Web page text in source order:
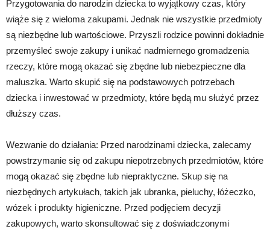
Przygotowania do narodzin dziecka to wyjątkowy czas, który
wiąże się z wieloma zakupami. Jednak nie wszystkie przedmioty
są niezbędne lub wartościowe. Przyszli rodzice powinni dokładnie
przemyśleć swoje zakupy i unikać nadmiernego gromadzenia
rzeczy, które mogą okazać się zbędne lub niebezpieczne dla
maluszka. Warto skupić się na podstawowych potrzebach
dziecka i inwestować w przedmioty, które będą mu służyć przez
dłuższy czas.
Wezwanie do działania: Przed narodzinami dziecka, zalecamy
powstrzymanie się od zakupu niepotrzebnych przedmiotów, które
mogą okazać się zbędne lub niepraktyczne. Skup się na
niezbędnych artykułach, takich jak ubranka, pieluchy, łóżeczko,
wózek i produkty higieniczne. Przed podjęciem decyzji
zakupowych, warto skonsultować się z doświadczonymi